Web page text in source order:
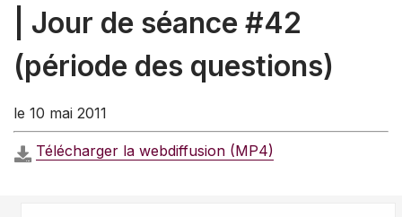
| Jour de séance #42
(période des questions)
le 10 mai 2011
Télécharger la webdiffusion (MP4)